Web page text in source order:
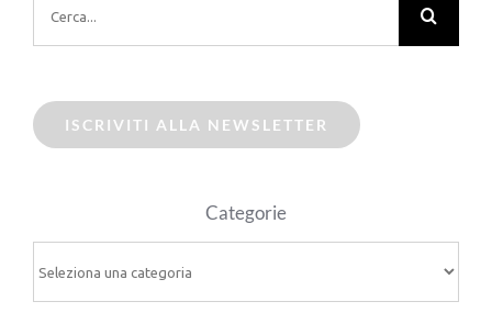
per:
ISCRIVITI ALLA NEWSLETTER
Categorie